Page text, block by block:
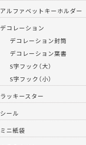
アルファベットキーホルダー
デコレーション
デコレーション封筒
デコレーション葉書
S字フック（大）
S字フック（小）
ラッキースター
シール
ミニ紙袋